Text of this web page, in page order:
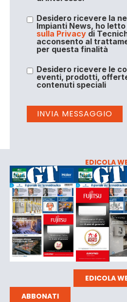
Desidero ricevere la
Impianti News, ho
sulla Privacydi
acconsento al
per questa finalità
Desidero ricevere le
eventi, prodotti,
contenuti speciali
EDICOLA
EDICOLA
ABBONATI